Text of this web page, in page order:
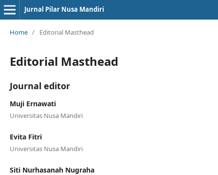
Jurnal Pilar Nusa Mandiri
Home / Editorial Masthead
Editorial Masthead
Journal editor
Muji Ernawati
Universitas Nusa Mandiri
Evita Fitri
Universitas Nusa Mandiri
Siti Nurhasanah Nugraha